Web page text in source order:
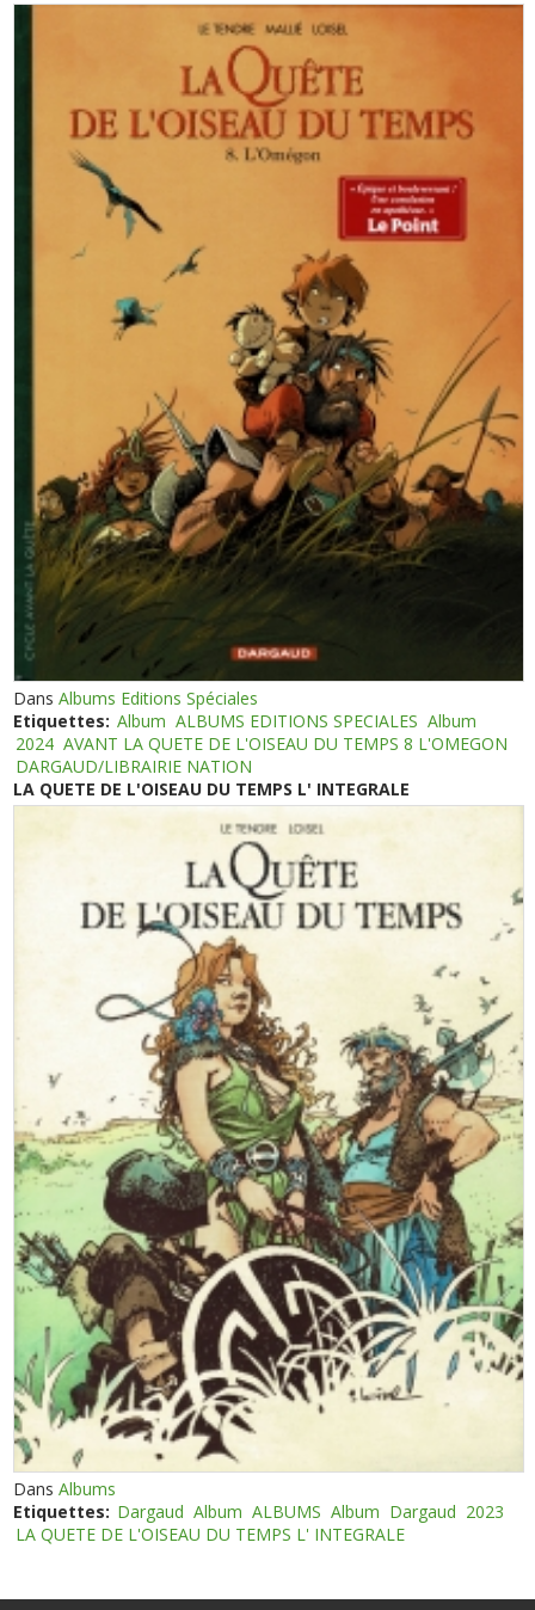
DansAlbums Editions Spéciales
Etiquettes: Album ALBUMS EDITIONS SPECIALES Album
2024 AVANT LA QUETE DE L'OISEAU DU TEMPS 8 L'OMEGON
DARGAUD/LIBRAIRIE NATION
LA QUETE DE L'OISEAU DU TEMPS L' INTEGRALE
DansAlbums
Etiquettes: Dargaud Album ALBUMS Album Dargaud 2023
LA QUETE DE L'OISEAU DU TEMPS L' INTEGRALE